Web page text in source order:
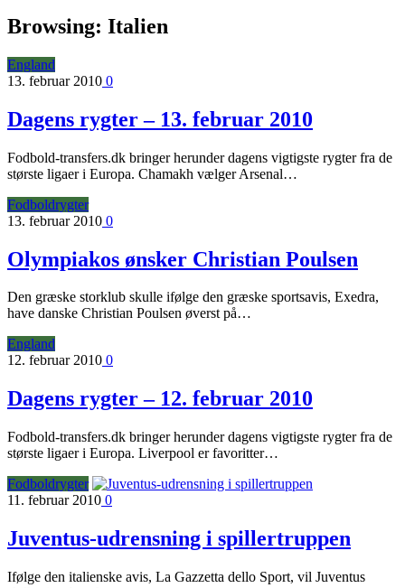
Browsing: Italien
England
13. februar 2010 0
Dagens rygter – 13. februar 2010
Fodbold-transfers.dk bringer herunder dagens vigtigste rygter fra de
største ligaer i Europa. Chamakh vælger Arsenal…
Fodboldrygter
13. februar 2010 0
Olympiakos ønsker Christian Poulsen
Den græske storklub skulle ifølge den græske sportsavis, Exedra,
have danske Christian Poulsen øverst på…
England
12. februar 2010 0
Dagens rygter – 12. februar 2010
Fodbold-transfers.dk bringer herunder dagens vigtigste rygter fra de
største ligaer i Europa. Liverpool er favoritter…
Fodboldrygter
11. februar 2010 0
Juventus-udrensning i spillertruppen
Ifølge den italienske avis, La Gazzetta dello Sport, vil Juventus